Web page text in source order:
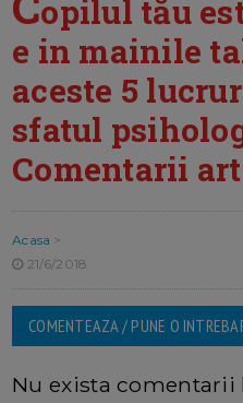
opilul tău
e in mainile
aceste 5
sfatul
Comentarii
Acasa >
21/6/2018
COMENTEAZA / PUNE O
Nu exista comentarii